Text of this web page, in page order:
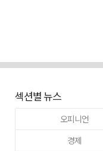
섹션별 뉴스
오피니언
경제